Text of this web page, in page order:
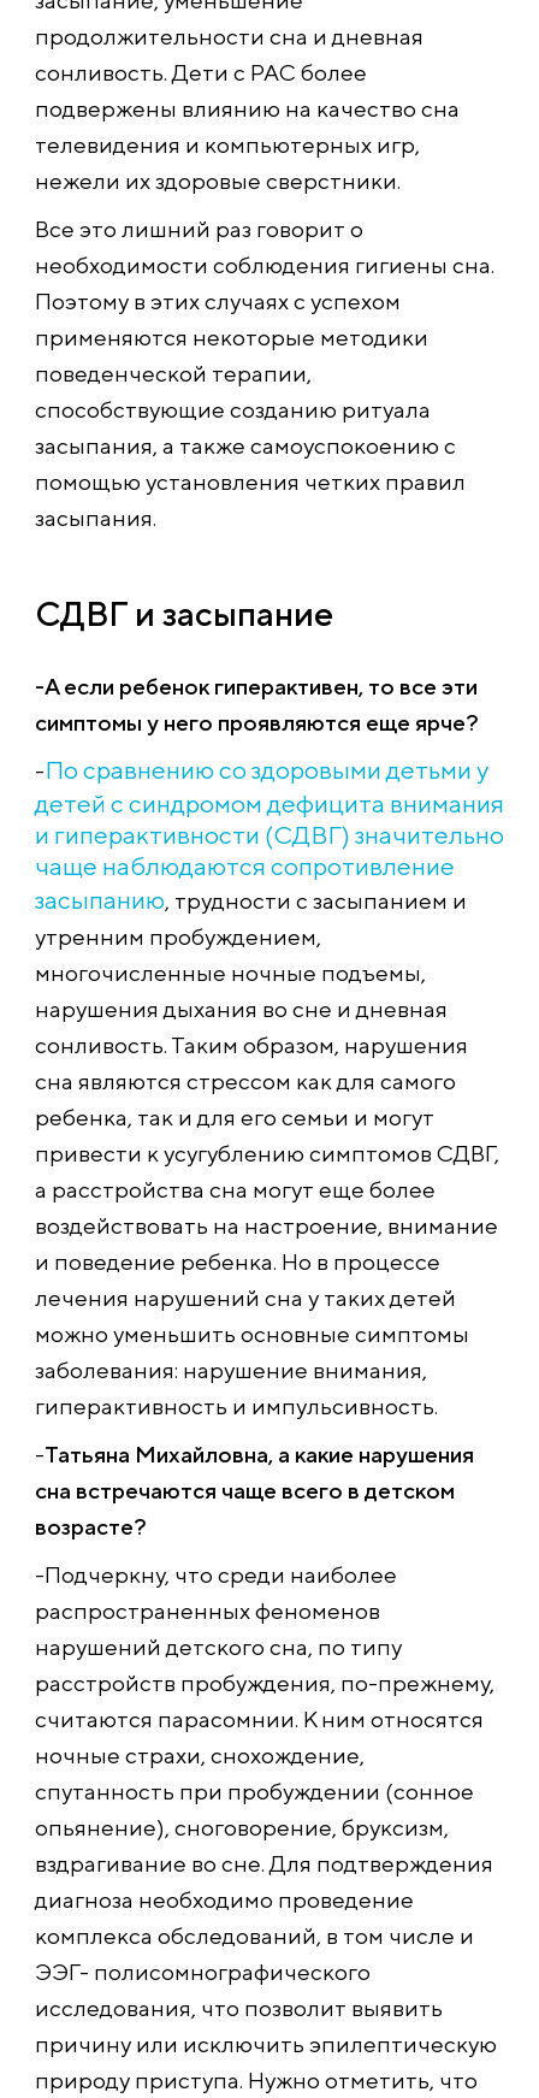
продолжительности сна и дневная
сонливость. Дети с РАС более
подвержены влиянию на качество сна
телевидения и компьютерных игр,
нежели их здоровые сверстники.
Все это лишний раз говорит о
необходимости соблюдения гигиены сна.
Поэтому в этих случаях с успехом
применяются некоторые методики
поведенческой терапии,
способствующие созданию ритуала
засыпания, а также самоуспокоению с
помощью установления четких правил
засыпания.
СДВГ и засыпание
-А если ребенок гиперактивен, то все эти
симптомы у него проявляются еще ярче?
-По сравнению со здоровыми детьми у
детей с синдромом дефицита внимания
и гиперактивности (СДВГ) значительно
чаще наблюдаются сопротивление
засыпанию, трудности с засыпанием и
утренним пробуждением,
многочисленные ночные подъемы,
нарушения дыхания во сне и дневная
сонливость. Таким образом, нарушения
сна являются стрессом как для самого
ребенка, так и для его семьи и могут
привести к усугублению симптомов СДВГ,
а расстройства сна могут еще более
воздействовать на настроение, внимание
и поведение ребенка. Но в процессе
лечения нарушений сна у таких детей
можно уменьшить основные симптомы
заболевания: нарушение внимания,
гиперактивность и импульсивность.
-Татьяна Михайловна, а какие нарушения
сна встречаются чаще всего в детском
возрасте?
-Подчеркну, что среди наиболее
распространенных феноменов
нарушений детского сна, по типу
расстройств пробуждения, по-прежнему,
считаются парасомнии. К ним относятся
ночные страхи, снохождение,
спутанность при пробуждении (сонное
опьянение), сноговорение, бруксизм,
вздрагивание во сне. Для подтверждения
диагноза необходимо проведение
комплекса обследований, в том числе и
ЭЭГ- полисомнографического
исследования, что позволит выявить
причину или исключить эпилептическую
природу приступа. Нужно отметить, что